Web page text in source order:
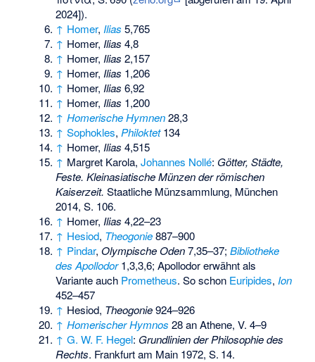
2024]).
↑ Homer, Ilias 5,765
↑ Homer, Ilias 4,8
↑ Homer, Ilias 2,157
↑ Homer, Ilias 1,206
↑ Homer, Ilias 6,92
↑ Homer, Ilias 1,200
↑ Homerische Hymnen28,3
↑ Sophokles, Philoktet134
↑ Homer, Ilias 4,515
↑ Margret Karola,Johannes Nollé: Götter, Städte,
Feste. Kleinasiatische Münzen der römischen
Kaiserzeit. Staatliche Münzsammlung, München
2014, S. 106.
↑ Homer, Ilias 4,22–23
↑ Hesiod, Theogonie887–900
↑ Pindar,Olympische Oden7,35–37;Bibliotheke
des Apollodor1,3,3,6; Apollodor erwähnt als
Variante auch Prometheus. So schon Euripides, Ion
452–457
↑ Hesiod, Theogonie924–926
↑ Homerischer Hymnos 28 an Athene, V. 4–9
↑ G. W. F. Hegel: Grundlinien der Philosophie des
Rechts. Frankfurt am Main 1972,S. 14.